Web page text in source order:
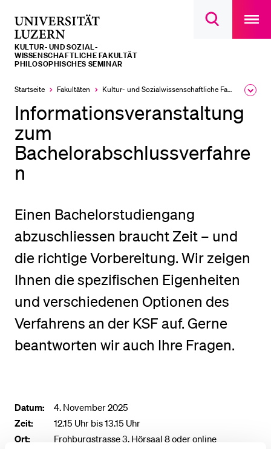
Suchdialog
main
KULTUR- UND SOZIAL­­­
WISSENSCHAFTLICHE FAKULTÄT
PHILOSOPHISCHES SEMINAR
Startseite Fakultäten Kultur- und Sozial­­wissenschaftliche Fakultät
Informationsveranstaltung
zum
Bachelorabschlussverfahre
n
Einen Bachelorstudiengang
abzuschliessen braucht Zeit – und
die richtige Vorbereitung. Wir zeigen
Ihnen die spezifischen Eigenheiten
und verschiedenen Optionen des
Verfahrens an der KSF auf. Gerne
beantworten wir auch Ihre Fragen.
Datum:
4. November 2025
Zeit:
12.15 Uhr bis 13.15 Uhr
Ort:
Frohburgstrasse 3, Hörsaal 8 oder online
LETZTE SUCHEN
Sie haben noch keine Suche getätigt.
Schulklassen und Lehrpersonen
Studierende
Alumni
BELIEBTE INHALTE
Vorlesungsverzeichnis
Bibliothek
Anmeldung und Zulassung